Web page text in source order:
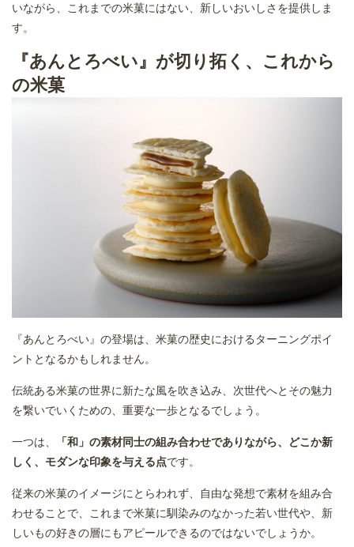
いながら、これまでの米菓にはない、新しいおいしさを提供しま
す。
『あんとろべい』が切り拓く、これから
の米菓
『あんとろべい』の登場は、米菓の歴史におけるターニングポイ
ントとなるかもしれません。
伝統ある米菓の世界に新たな風を吹き込み、次世代へとその魅力
を繋いでいくための、重要な一歩となるでしょう。
一つは、
「和」の素材同士の組み合わせでありながら、どこか新
しく、モダンな印象を与える点です。
従来の米菓のイメージにとらわれず、自由な発想で素材を組み合
わせることで、これまで米菓に馴染みのなかった若い世代や、新
しいもの好きの層にもアピールできるのではないでしょうか。